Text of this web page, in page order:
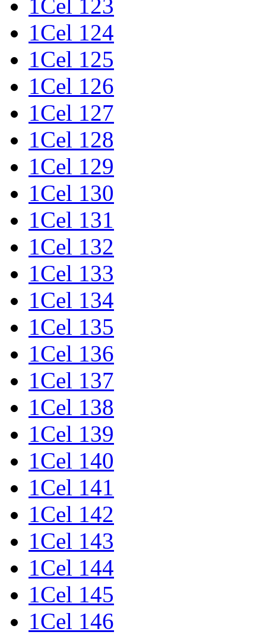
1Cel 123
1Cel 124
1Cel 125
1Cel 126
1Cel 127
1Cel 128
1Cel 129
1Cel 130
1Cel 131
1Cel 132
1Cel 133
1Cel 134
1Cel 135
1Cel 136
1Cel 137
1Cel 138
1Cel 139
1Cel 140
1Cel 141
1Cel 142
1Cel 143
1Cel 144
1Cel 145
1Cel 146